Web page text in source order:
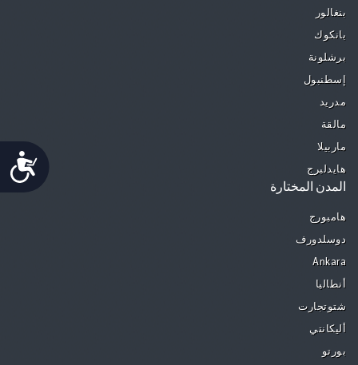
Accessibility
بنغالور
بانكوك
برشلونة
إسطنبول
مدريد
مالقة
ماربيلا
هايدلبرج
المدن المختارة
هامبورج
دوسلدورف
Ankara
أنطاليا
شتوتجارت
أليكانتي
بورتو